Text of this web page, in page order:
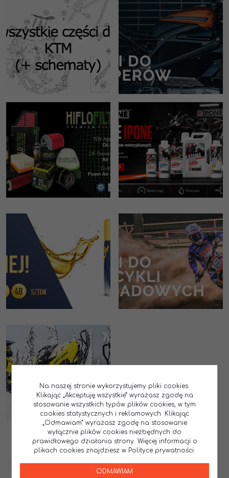
Na naszej stronie wykorzystujemy pliki cookies.
Klikając „Akceptuję wszystkie” wyrażasz zgodę na
stosowanie wszystkich typów plików cookies, w tym
cookies statystycznych i reklamowych. Klikając
„Odmawiam” wyrażasz zgodę na stosowanie
wyłącznie plików cookies niezbędnych do
prawidłowego działania strony. Więcej informacji o
plikach cookies znajdziesz w Polityce prywatności.
ODMAWIAM